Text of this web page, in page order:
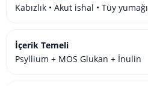
Kabızlık • Akut ishal • Tüy yumağı
İçerik Temeli
Psyllium + MOS Glukan + İnulin